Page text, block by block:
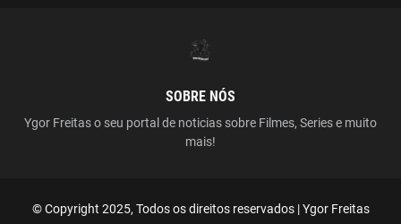
SOBRE NÓS
Ygor Freitas o seu portal de noticias sobre Filmes, Series e muito
mais!
© Copyright 2025, Todos os direitos reservados | Ygor Freitas